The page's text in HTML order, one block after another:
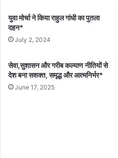
युवा मोर्चा ने किया राहुल गांधी का पुतला
दहन*
July 2, 2024
सेवा,सुशासन और गरीब कल्याण नीतियों से
देश बना सशक्त, समृद्ध और आत्मनिर्भर*
June 17, 2025